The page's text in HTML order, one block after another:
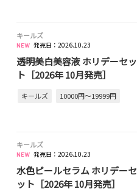
キールズ
発売日：2026.10.23
透明美白美容液 ホリデーセッ
ト［2026年 10月発売］
キールズ 10000円～19999円
キールズ
発売日：2026.10.23
水色ピールセラム ホリデーセ
ット［2026年 10月発売］